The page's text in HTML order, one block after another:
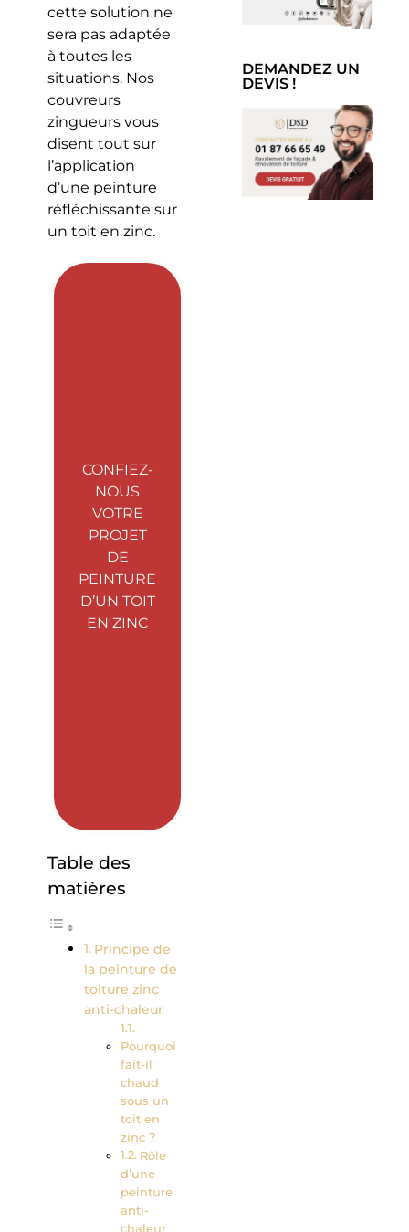
cette solution ne
sera pas adaptée
à toutes les
situations. Nos
couvreurs
zingueurs vous
disent tout sur
l’application
d’une peinture
réfléchissante sur
un toit en zinc.
CONFIEZ-
NOUS
VOTRE
PROJET
DE
PEINTURE
D’UN TOIT
EN ZINC
Table des
matières
Principe de
la peinture de
toiture zinc
anti-chaleur
Pourquoi
fait-il
chaud
sous un
toit en
zinc ?
Rôle
d’une
peinture
anti-
chaleur
DEMANDEZ UN
DEVIS !